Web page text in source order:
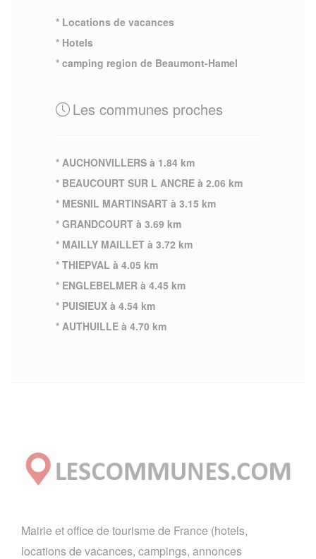
* Locations de vacances
* Hotels
* camping region de Beaumont-Hamel
Les communes proches
* AUCHONVILLERS à 1.84 km
* BEAUCOURT SUR L ANCRE à 2.06 km
* MESNIL MARTINSART à 3.15 km
* GRANDCOURT à 3.69 km
* MAILLY MAILLET à 3.72 km
* THIEPVAL à 4.05 km
* ENGLEBELMER à 4.45 km
* PUISIEUX à 4.54 km
* AUTHUILLE à 4.70 km
Mairie et office de tourisme de France (hotels,
locations de vacances, campings, annonces